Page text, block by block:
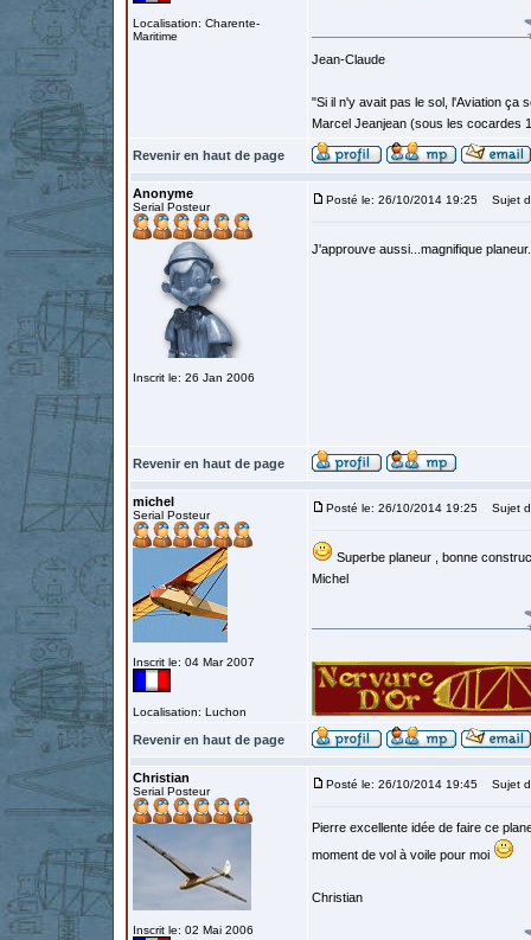
Localisation: Charente-
Maritime
Jean-Claude
"Si il n'y avait pas le sol, l'Aviation ça
Marcel Jeanjean (sous les cocardes
Revenir en haut de page
Anonyme
Serial Posteur
Inscrit le: 26 Jan 2006
Posté le: 26/10/2014 19:25 Sujet
J'approuve aussi...magnifique
Revenir en haut de page
michel
Serial Posteur
Inscrit le: 04 Mar 2007
Localisation: Luchon
Posté le: 26/10/2014 19:25 Sujet
Superbe planeur , bonne
Michel
Revenir en haut de page
Christian
Serial Posteur
Inscrit le: 02 Mai 2006
Posté le: 26/10/2014 19:45 Sujet
Pierre excellente idée de faire ce
moment de vol à voile pour moi
Christian